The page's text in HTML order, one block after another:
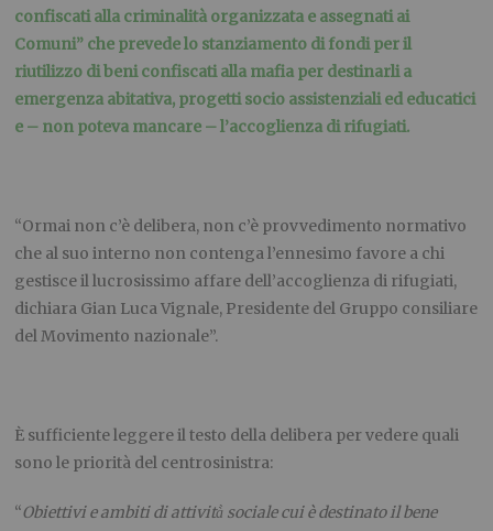
confiscati alla criminalità organizzata e assegnati ai
Comuni” che prevede lo stanziamento di fondi per il
riutilizzo di beni confiscati alla mafia per destinarli a
emergenza abitativa, progetti socio assistenziali ed educatici
e – non poteva mancare – l’accoglienza di rifugiati.
“Ormai non c’è delibera, non c’è provvedimento normativo
che al suo interno non contenga l’ennesimo favore a chi
gestisce il lucrosissimo affare dell’accoglienza di rifugiati,
dichiara Gian Luca Vignale, Presidente del Gruppo consiliare
del Movimento nazionale”.
È sufficiente leggere il testo della delibera per vedere quali
sono le priorità del centrosinistra:
“Obiettivi e ambiti di attività ̀ sociale cui è destinato il bene